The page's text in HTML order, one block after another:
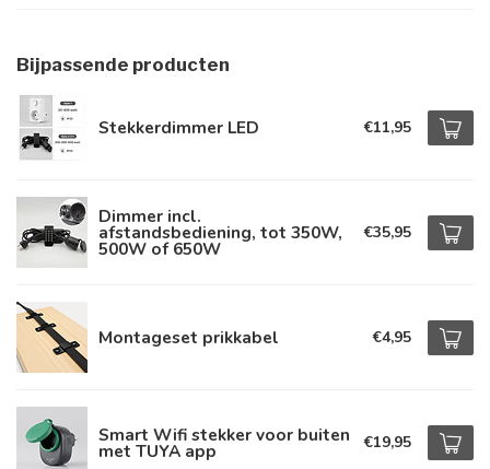
Bijpassende producten
Stekkerdimmer LED €11,95
Dimmer incl.
afstandsbediening, tot 350W,
500W of 650W
€35,95
Montageset prikkabel €4,95
Smart Wifi stekker voor buiten
met TUYA app €19,95